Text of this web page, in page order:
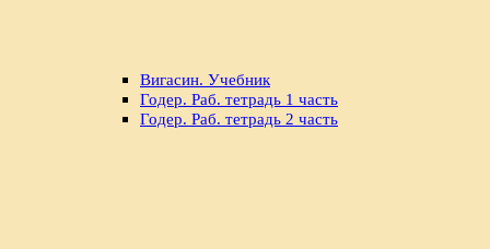
Вигасин. Учебник
Годер. Раб. тетрадь 1 часть
Годер. Раб. тетрадь 2 часть